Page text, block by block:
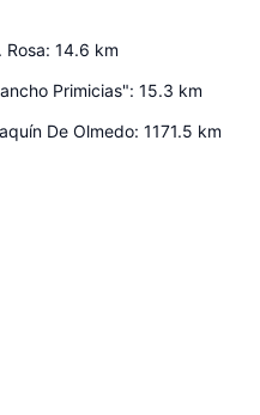
Rosa: 14.6 km
Primicias": 15.3 km
De Olmedo: 1171.5 km